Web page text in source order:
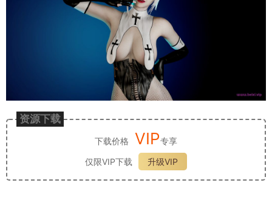
资源下载
下载价格 VIP专享
仅限VIP下载
升级VIP